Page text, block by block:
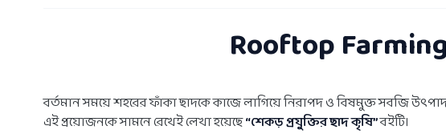
Rooftop
বর্তমান সময়ে শহরের ফাঁকা ছাদকে কাজে লাগিয়ে নিরাপদ ও বিষমুক্ত সবজি
এই প্রয়োজনকে সামনে রেখেই লেখা হয়েছে“শেকড় প্রযুক্তির ছাদ কৃষি”বইটি।